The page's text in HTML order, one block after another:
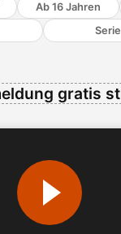
Ab 16 Jahren
gratis